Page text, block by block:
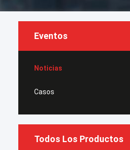
Eventos
Noticias
Casos
Todos Los Productos